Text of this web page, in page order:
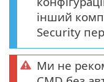
інший
Security
Ми не